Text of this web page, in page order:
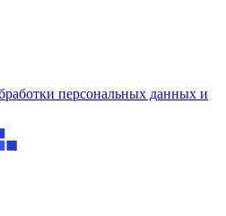
персональных данных и